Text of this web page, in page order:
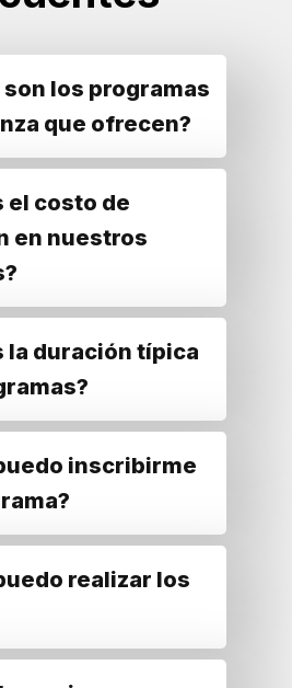
son los programas
que ofrecen?
el costo de
en nuestros
la duración típica
inscribirme
realizar los